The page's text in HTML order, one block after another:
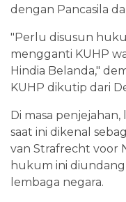
dengan Pancasila
"Perlu disusun
mengganti KUHP
Hindia Belanda,"
KUHP dikutip dari
Di masa
saat ini dikenal
van Strafrecht voor
hukum ini
lembaga negara.